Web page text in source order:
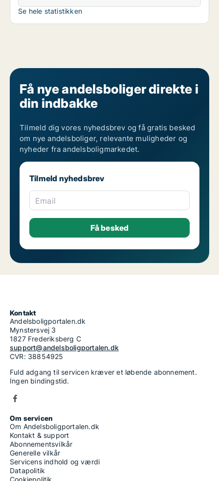
Se hele statistikken
Få nye andelsboliger direkte i
din indbakke
Tilmeld dig vores nyhedsbrev og få gratis besked
om nye andelsboliger, relevante muligheder og
nyheder fra andelsboligmarkedet.
Tilmeld nyhedsbrev
Email
Kontakt
Andelsboligportalen.dk
Mynstersvej 3
1827 Frederiksberg C
support@andelsboligportalen.dk
CVR: 38854925
Fuld adgang til servicen kræver et løbende abonnement.
Ingen bindingstid.
Om servicen
Om Andelsboligportalen.dk
Kontakt & support
Abonnementsvilkår
Generelle vilkår
Servicens indhold og værdi
Datapolitik
Cookiepolitik